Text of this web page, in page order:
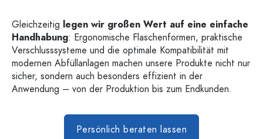
Gleichzeitig legen wir großen Wert auf eine einfache
Handhabung: Ergonomische Flaschenformen, praktische
Verschlusssysteme und die optimale Kompatibilität mit
modernen Abfüllanlagen machen unsere Produkte nicht nur
sicher, sondern auch besonders effizient in der
Anwendung – von der Produktion bis zum Endkunden.
Persönlich beraten lassen